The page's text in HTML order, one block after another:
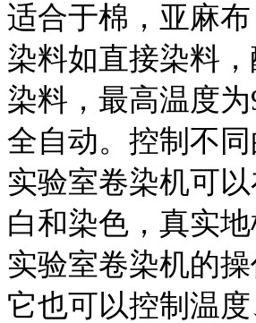
适合于棉，亚麻
染料如直接染料
染料，最高温度
全自动。控制不
实验室卷染机可
白和染色，真实
实验室卷染机的
它也可以控制温